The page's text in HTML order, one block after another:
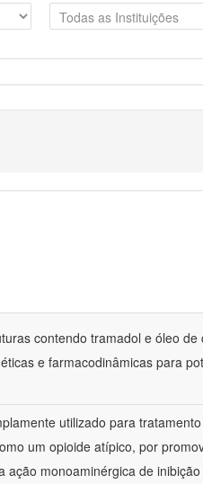
contendo tramadol e óleo
e farmacodinâmicas para
utilizado para
um opioide atípico, por
monoaminérgica de